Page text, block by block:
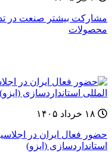
مشارکت بیشتر صنعت در
محصولات
حضور فعال ایران در
استانداردسازی (ایزو)